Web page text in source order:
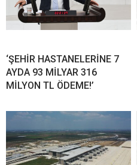
‘ŞEHİR HASTANELERİNE 7
AYDA 93 MİLYAR 316
MİLYON TL ÖDEME!’